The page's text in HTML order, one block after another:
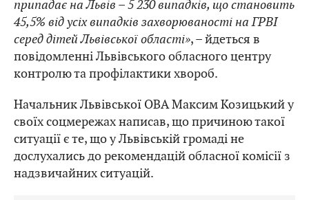
припадає на Львів – 5 230 випадків, що становить
45,5% від усіх випадків захворюваності на ГРВІ
серед дітей Львівської області», – йдеться в
повідомленні Львівського обласного центру
контролю та профілактики хвороб.
Начальник Львівської ОВА Максим Козицький у
своїх соцмережах написав, що причиною такої
ситуації є те, що у Львівській громаді не
дослухались до рекомендацій обласної комісії з
надзвичайних ситуацій.